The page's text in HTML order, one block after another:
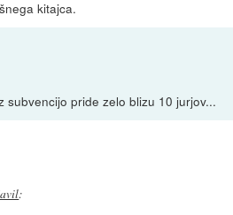
kitajca.
subvencijo pride zelo blizu 10 jurjov...
: